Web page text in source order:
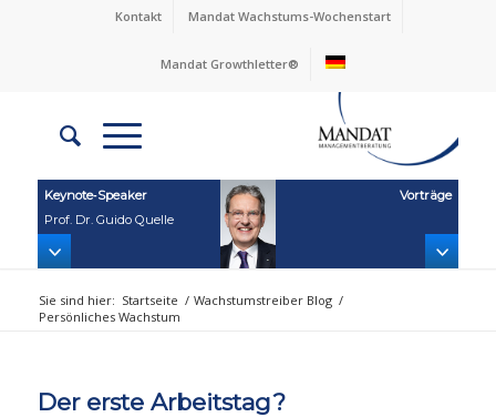
Kontakt Mandat Wachstums-Wochenstart
Mandat Growthletter®
Keynote‑Speaker
Prof. Dr. Guido Quelle
Vorträge
Sie sind hier: Startseite / Wachstumstreiber Blog /
Persönliches Wachstum
Der erste Arbeitstag?